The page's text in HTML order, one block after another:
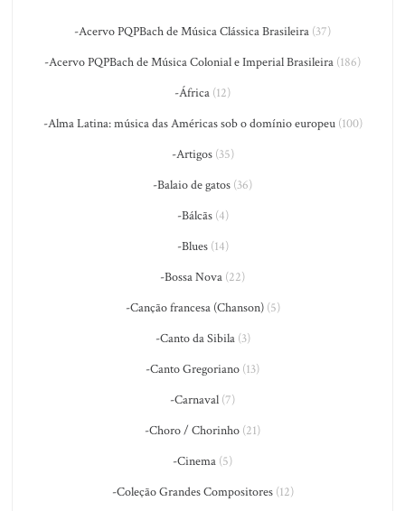
-Acervo PQPBach de Música Clássica Brasileira (37)
-Acervo PQPBach de Música Colonial e Imperial Brasileira (186)
-África (12)
-Alma Latina: música das Américas sob o domínio europeu(100)
-Artigos(35)
-Balaio de gatos (36)
-Bálcãs(4)
-Blues(14)
-Bossa Nova (22)
-Canção francesa (Chanson)(5)
-Canto da Sibila(3)
-Canto Gregoriano (13)
-Carnaval (7)
-Choro / Chorinho (21)
-Cinema (5)
-Coleção Grandes Compositores(12)